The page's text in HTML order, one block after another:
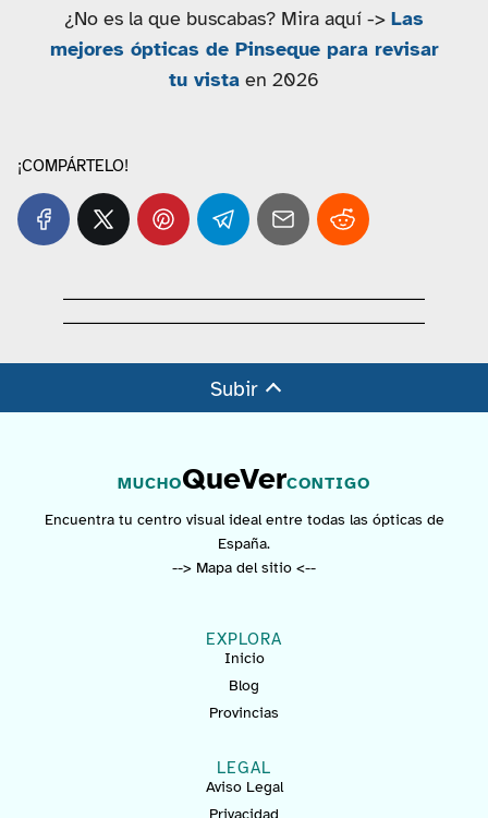
¿No es la que buscabas? Mira aquí -> Las
mejores ópticas de Pinseque para revisar
tu vista en 2026
¡COMPÁRTELO!
Subir
MUCHOQueVerCONTIGO
Encuentra tu centro visual ideal entre todas las ópticas de
España.
--> Mapa del sitio <--
EXPLORA
Inicio
Blog
Provincias
LEGAL
Aviso Legal
Privacidad